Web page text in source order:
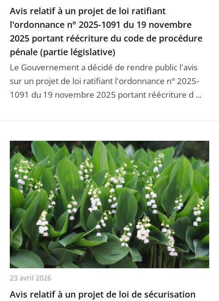
Avis relatif à un projet de loi ratifiant
l'ordonnance n° 2025-1091 du 19 novembre
2025 portant réécriture du code de procédure
pénale (partie législative)
Le Gouvernement a décidé de rendre public l'avis
sur un projet de loi ratifiant l'ordonnance n° 2025-
1091 du 19 novembre 2025 portant réécriture d ...
Avis relatif à un projet de loi de sécurisation
23 avril 2026